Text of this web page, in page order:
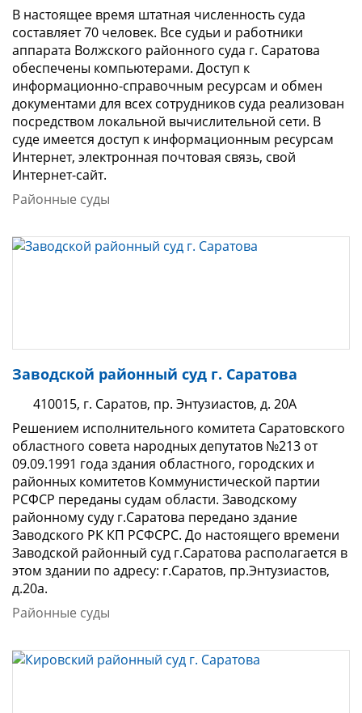
В настоящее время штатная численность суда
составляет 70 человек. Все судьи и работники
аппарата Волжского районного суда г. Саратова
обеспечены компьютерами. Доступ к
информационно-справочным ресурсам и обмен
документами для всех сотрудников суда реализован
посредством локальной вычислительной сети. В
суде имеется доступ к информационным ресурсам
Интернет, электронная почтовая связь, свой
Интернет-сайт.
Районные суды
Заводской районный суд г. Саратова
410015, г. Саратов, пр. Энтузиастов, д. 20А
Решением исполнительного комитета Саратовского
областного совета народных депутатов №213 от
09.09.1991 года здания областного, городских и
районных комитетов Коммунистической партии
РСФСР переданы судам области. Заводскому
районному суду г.Саратова передано здание
Заводского РК КП РСФСРС. До настоящего времени
Заводской районный суд г.Саратова располагается в
этом здании по адресу: г.Саратов, пр.Энтузиастов,
д.20а.
Районные суды